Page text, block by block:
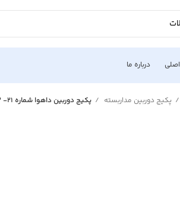
درباره ما
پکیج دوربین مداربسته پکیج دوربین داهوا شماره 21- 2دوربین 2مگاپیکسل اقتصادی داهوا